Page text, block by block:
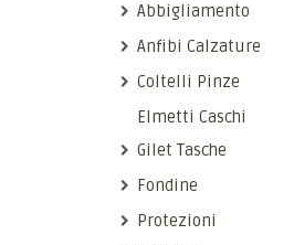
Abbigliamento
Anfibi Calzature
Coltelli Pinze
Elmetti Caschi
Gilet Tasche
Fondine
Protezioni